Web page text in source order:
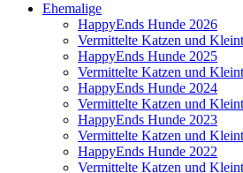
Ehemalige
HappyEnds Hunde 2026
Vermittelte Katzen und
HappyEnds Hunde 2025
Vermittelte Katzen und
HappyEnds Hunde 2024
Vermittelte Katzen und
HappyEnds Hunde 2023
Vermittelte Katzen und
HappyEnds Hunde 2022
Vermittelte Katzen und